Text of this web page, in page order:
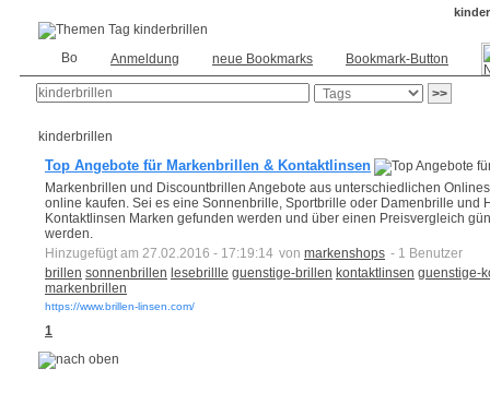
Anmeldung neue Bookmarks Bookmark-Button
kinderbrillen
Top Angebote für Markenbrillen & Kontaktlinsen
Markenbrillen und Discountbrillen Angebote aus unterschiedlichen
online kaufen. Sei es eine Sonnenbrille, Sportbrille oder Damenbrille und
Kontaktlinsen Marken gefunden werden und über einen Preisvergleich
werden.
Hinzugefügt am 27.02.2016 - 17:19:14 von markenshops - 1 Benutzer
brillen sonnenbrillen lesebrillle guenstige-brillen kontaktlinsen guenstige-
markenbrillen
https://www.brillen-linsen.com/
1